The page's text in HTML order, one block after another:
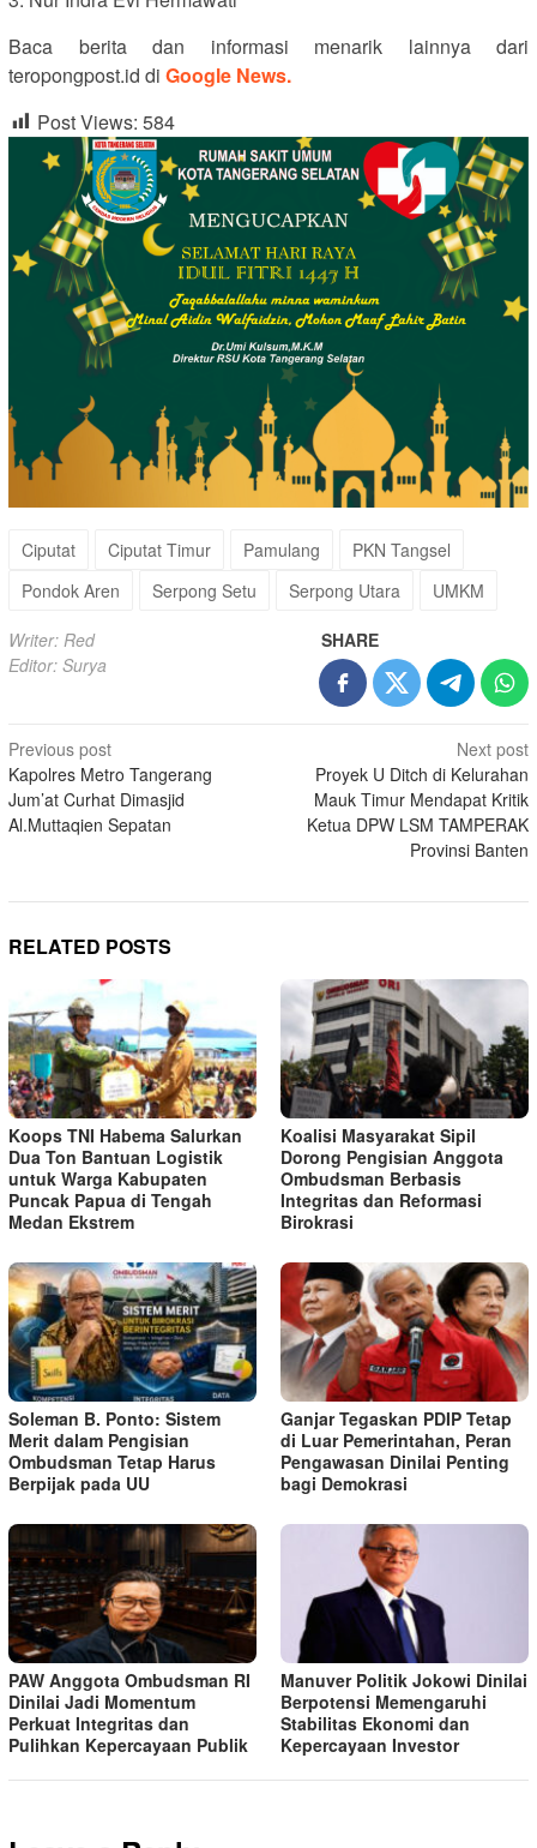
Baca berita dan informasi menarik lainnya dari
teropongpost.id di Google News.
Post Views: 584
Ciputat Ciputat Timur Pamulang
PKN Tangsel
Pondok Aren
Serpong Setu Serpong Utara UMKM
Writer: Red
Editor: Surya
SHARE
Post
navigation
Previous post
Kapolres Metro Tangerang
Jum’at Curhat Dimasjid
Al.Muttaqien Sepatan
Next post
Proyek U Ditch di Kelurahan
Mauk Timur Mendapat Kritik
Ketua DPW LSM TAMPERAK
Provinsi Banten
RELATED POSTS
Koops TNI Habema Salurkan
Dua Ton Bantuan Logistik
untuk Warga Kabupaten
Puncak Papua di Tengah
Medan Ekstrem
Koalisi Masyarakat Sipil
Dorong Pengisian Anggota
Ombudsman Berbasis
Integritas dan Reformasi
Birokrasi
Soleman B. Ponto: Sistem
Merit dalam Pengisian
Ombudsman Tetap Harus
Berpijak pada UU
Ganjar Tegaskan PDIP Tetap
di Luar Pemerintahan, Peran
Pengawasan Dinilai Penting
bagi Demokrasi
PAW Anggota Ombudsman RI
Dinilai Jadi Momentum
Perkuat Integritas dan
Pulihkan Kepercayaan Publik
Manuver Politik Jokowi Dinilai
Berpotensi Memengaruhi
Stabilitas Ekonomi dan
Kepercayaan Investor